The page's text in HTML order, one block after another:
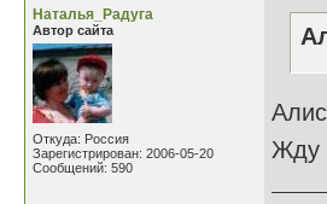
Наталья_Радуга
Автор сайта
Откуда: Россия
Зарегистрирован: 2006-05-20
Сообщений: 590
Жду